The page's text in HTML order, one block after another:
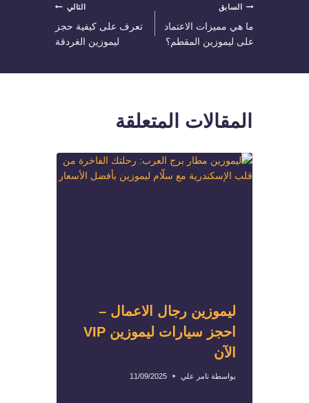
تصفّح
المقالات
السابق
ما هي مميزات الاعتماد
على ليموزين المقطم؟
التالي
تعرف على كيفية حجز
ليموزين الغردقة
المقالات المتعلقة
ليموزين رجال الاعمال –
احجز سيارات ليموزين VIP
الآن
بواسطة تامر علي 11/09/2025